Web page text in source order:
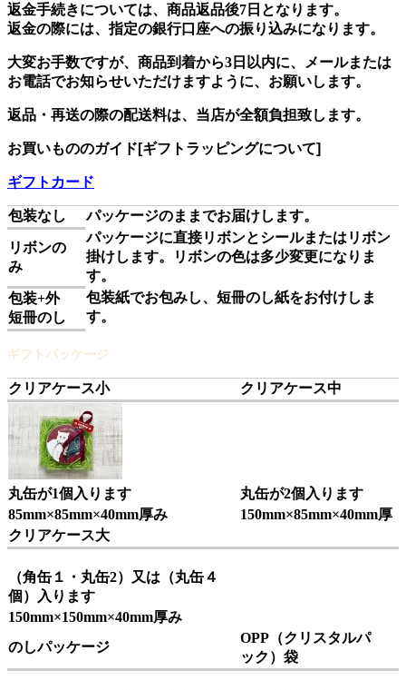
返金手続きについては、商品返品後7日となります。
返金の際には、指定の銀行口座への振り込みになります。
大変お手数ですが、商品到着から3日以内に、メールまたは
お電話でお知らせいただけますように、お願いします。
返品・再送の際の配送料は、当店が全額負担致します。
お買いもののガイド[ギフトラッピングについて]
ギフトカード
包装なし パッケージのままでお届けします。
リボンの
み
パッケージに直接リボンとシールまたはリボン
掛けします。リボンの色は多少変更になりま
す。
包装+外
短冊のし
包装紙でお包みし、短冊のし紙をお付けしま
す。
ギフトパッケージ
クリアケース小 クリアケース中
丸缶が1個入ります
丸缶が2個入ります
85mm×85mm×40mm厚み
150mm×85mm×40mm厚
クリアケース大
（角缶１・丸缶2）又は（丸缶４
個）入ります
150mm×150mm×40mm厚み
のしパッケージ
OPP（クリスタルパ
ック）袋